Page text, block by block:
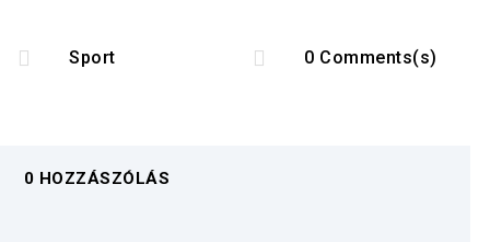
 Sport  0 Comments(s)
0 HOZZÁSZÓLÁS